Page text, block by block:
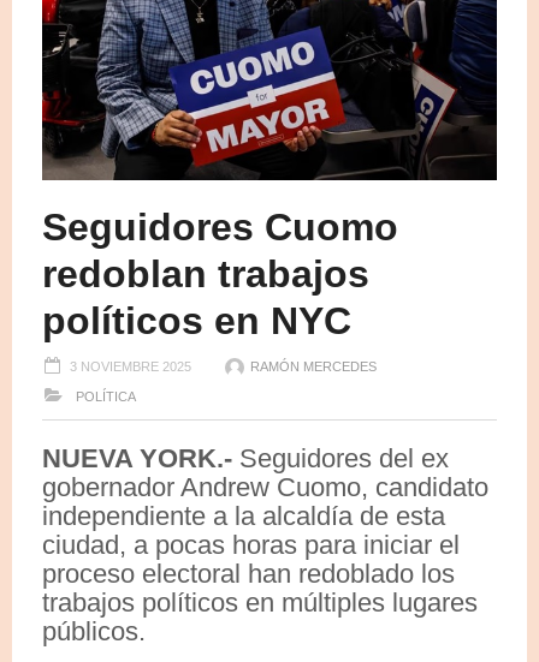
Seguidores Cuomo
redoblan trabajos
políticos en NYC
3 NOVIEMBRE 2025 RAMÓN MERCEDES
POLÍTICA
NUEVA YORK.- Seguidores del ex
gobernador Andrew Cuomo, candidato
independiente a la alcaldía de esta
ciudad, a pocas horas para iniciar el
proceso electoral han redoblado los
trabajos políticos en múltiples lugares
públicos.